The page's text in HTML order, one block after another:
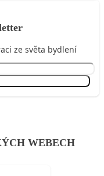
ze světa bydlení
WEBECH